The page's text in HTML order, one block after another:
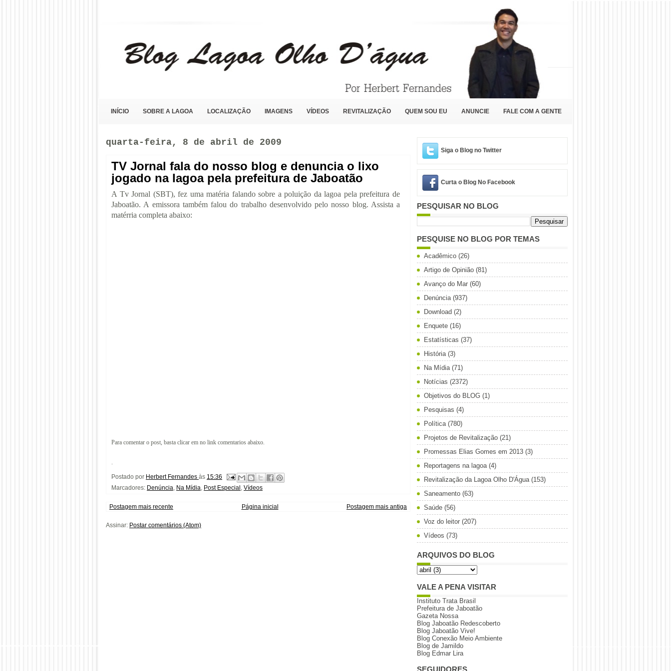
INÍCIO SOBRE A LAGOA LOCALIZAÇÃO IMAGENS VÍDEOS REVITALIZAÇÃO QUEM SOU EU ANUNCIE FALE COM A GENTE
quarta-feira, 8 de abril de 2009
TV Jornal fala do nosso blog e denuncia o lixo
jogado na lagoa pela prefeitura de Jaboatão
A Tv Jornal (SBT), fez uma matéria falando sobre a poluição da lagoa pela prefeitura de
Jaboatão. A emissora também falou do trabalho desenvolvido pelo nosso blog. Assista a
matérria completa abaixo:
Para comentar o post, basta clicar em no link comentarios abaixo.
.
Postado por Herbert Fernandes às 15:36
Marcadores: Denúncia, Na Mídia, Post Especial, Vídeos
Postagem mais recente Postagem mais antiga
Página inicial
Assinar: Postar comentários (Atom)
Siga o Blog no Twitter
Curta o Blog No Facebook
PESQUISAR NO BLOG
PESQUISE NO BLOG POR TEMAS
Acadêmico (26)
Artigo de Opinião (81)
Avanço do Mar (60)
Denúncia (937)
Download (2)
Enquete (16)
Estatísticas (37)
História (3)
Na Mídia (71)
Notícias (2372)
Objetivos do BLOG (1)
Pesquisas (4)
Política (780)
Projetos de Revitalização (21)
Promessas Elias Gomes em 2013 (3)
Reportagens na lagoa (4)
Revitalização da Lagoa Olho D'Água (153)
Saneamento (63)
Saúde (56)
Voz do leitor (207)
Vídeos (73)
ARQUIVOS DO BLOG
VALE A PENA VISITAR
Instituto Trata Brasil
Prefeitura de Jaboatão
Gazeta Nossa
Blog Jaboatão Redescoberto
Blog Jaboatão Vive!
Blog Conexão Meio Ambiente
Blog de Jamildo
Blog Edmar Lira
SEGUIDORES